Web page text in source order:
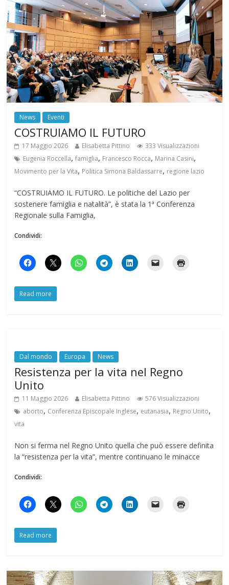
News Eventi
COSTRUIAMO IL FUTURO
17 Maggio 2026 Elisabetta Pittino
333 Visualizzazioni
Eugenia Roccella,famiglia, Francesco Rocca, Marina Casini,
Movimento per la Vita, Politica Simona Baldassarre, regione lazio
“COSTRUIAMO IL FUTURO. Le politiche del Lazio per
sostenere famiglia e natalità”, è stata la 1ª Conferenza
Regionale sulla Famiglia,
Condividi:
Read more
Dal mondo Europa News
Resistenza per la vita nel Regno
Unito
11 Maggio 2026 Elisabetta Pittino
576 Visualizzazioni
aborto, Conferenza Episcopale Inglese, eutanasia, Regno Unito,
vita
Non si ferma nel Regno Unito quella che può essere definita
la “resistenza per la vita”, mentre continuano le minacce
Condividi:
Read more